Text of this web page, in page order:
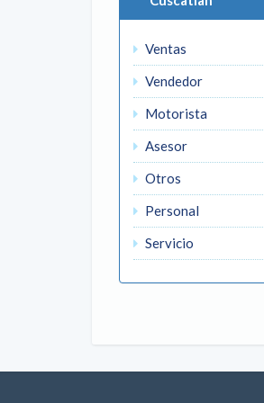
Ventas
Vendedor
Motorista
Asesor
Otros
Personal
Servicio